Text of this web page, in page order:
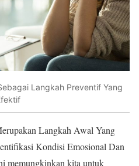
Langkah Preventif Yang
Langkah Awal Yang
Kondisi Emosional Dan
memungkinkan kita untuk